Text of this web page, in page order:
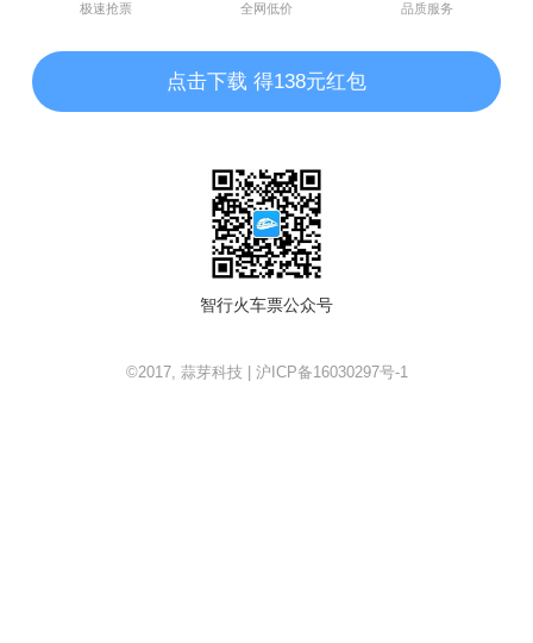
极速抢票 全网低价 品质服务
点击下载 得138元红包
智行火车票公众号
©2017, 蒜芽科技 | 沪ICP备16030297号-1